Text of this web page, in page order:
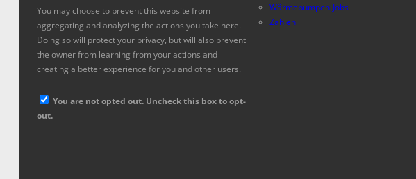
You may choose to prevent this website from
aggregating and analyzing the actions you take here.
Doing so will protect your privacy, but will also prevent
the owner from learning from your actions and
creating a better experience for you and other users.
You are not opted out. Uncheck this box to opt-
out.
Wärmepumpen-Jobs
Zahlen